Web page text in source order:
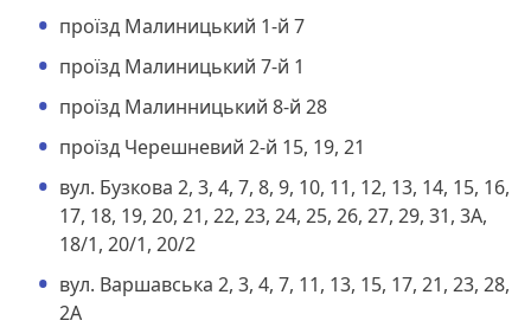
проїзд Малиницький 1-й 7
проїзд Малиницький 7-й 1
проїзд Малинницький 8-й 28
проїзд Черешневий 2-й 15, 19, 21
вул. Бузкова 2, 3, 4, 7, 8, 9, 10, 11, 12, 13, 14, 15, 16,
17, 18, 19, 20, 21, 22, 23, 24, 25, 26, 27, 29, 31, 3А,
18/1, 20/1, 20/2
вул. Варшавська 2, 3, 4, 7, 11, 13, 15, 17, 21, 23, 28,
2А